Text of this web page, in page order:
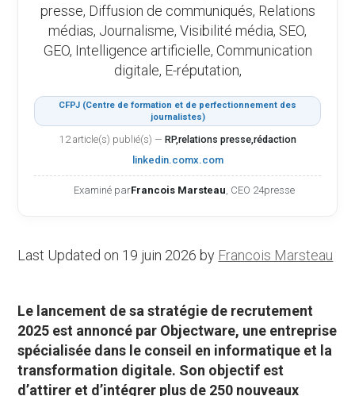
presse, Diffusion de communiqués, Relations
médias, Journalisme, Visibilité média, SEO,
GEO, Intelligence artificielle, Communication
digitale, E-réputation,
CFPJ (Centre de formation et de perfectionnement des
journalistes)
12 article(s) publié(s) — RP,relations presse,rédaction
linkedin.comx.com
Examiné parFrancois Marsteau , CEO 24presse
Last Updated on 19 juin 2026 by Francois Marsteau
Le lancement de sa stratégie de recrutement
2025 est annoncé par Objectware, une entreprise
spécialisée dans le conseil en informatique et la
transformation digitale. Son objectif est
d’attirer et d’intégrer plus de 250 nouveaux